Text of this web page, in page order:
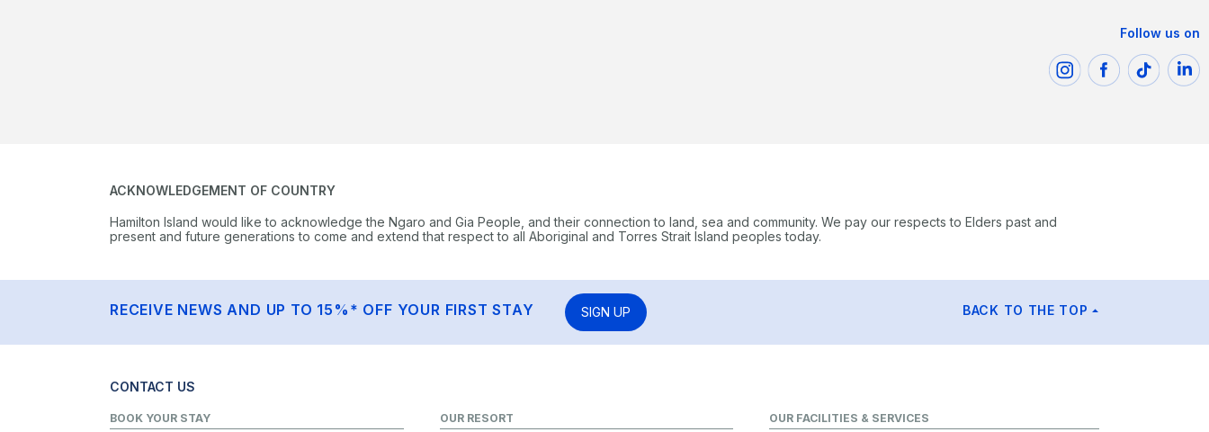
Follow us on
ACKNOWLEDGEMENT OF COUNTRY
Hamilton Island would like to acknowledge the Ngaro and Gia People, and their connection to land, sea and community. We pay our respects to Elders past and
present and future generations to come and extend that respect to all Aboriginal and Torres Strait Island peoples today.
RECEIVE NEWS AND UP TO 15%* OFF YOUR FIRST STAY SIGN UP BACK TO THE TOP
CONTACT US
BOOK YOUR STAY OUR RESORT OUR FACILITIES & SERVICES